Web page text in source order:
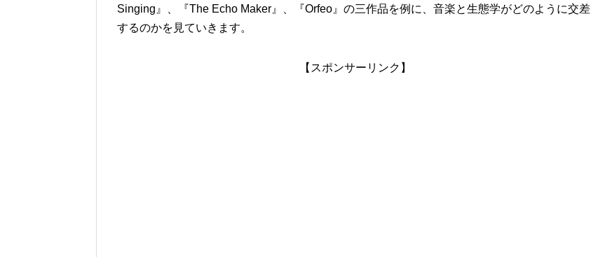
Singing』、『The Echo Maker』、『Orfeo』の三作品を例に、音楽と生態学がどのように交差
するのかを見ていきます。
【スポンサーリンク】